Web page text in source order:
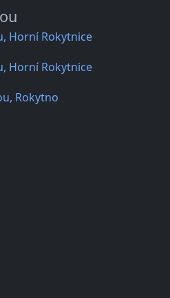
Horní Rokytnice
Horní Rokytnice
Rokytno